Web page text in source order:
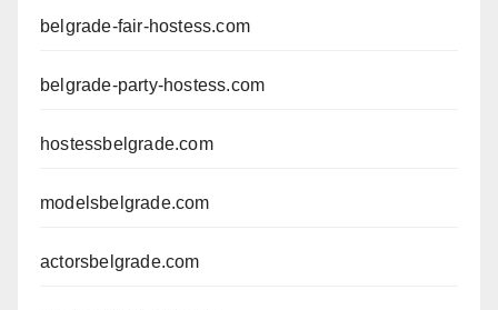
belgrade-fair-hostess.com
belgrade-party-hostess.com
hostessbelgrade.com
modelsbelgrade.com
actorsbelgrade.com